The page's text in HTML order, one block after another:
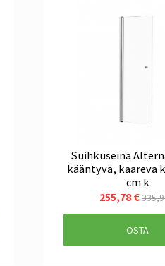
Suihkuseinä
kääntyvä, kaareva
cm k
255,78 €
OSTA